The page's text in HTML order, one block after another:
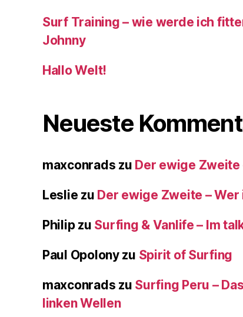
Surf Training – wie werde ich
Johnny
Hallo Welt!
Neueste
maxconrads zu Der ewige Zweite
Leslie zu Der ewige Zweite –
Philipzu Surfing & Vanlife – Im
Paul Opolonyzu Spirit of Surfing
maxconrads zu Surfing Peru –
linken Wellen